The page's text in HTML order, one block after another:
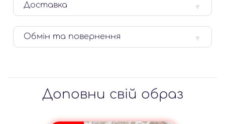
Доставка
Обмін та повернення
Доповни свій образ